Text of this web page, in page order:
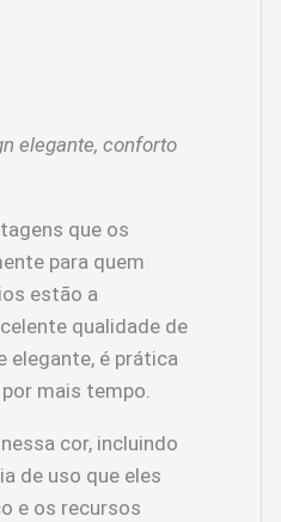
elegante, conforto
que os
para quem
estão a
qualidade de
elegante, é prática
mais tempo.
cor, incluindo
de uso que eles
e os recursos